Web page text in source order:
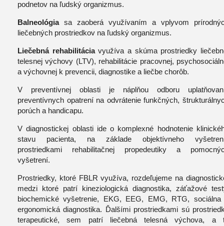
podnetov na ľudský organizmus.
Balneológiasa zaoberá využívaním a vplyvom
liečebných prostriedkov na ľudský organizmus.
Liečebná rehabilitáciavyužíva a skúma prostriedky
telesnej výchovy (LTV), rehabilitácie pracovnej,
a výchovnej k prevencii, diagnostike a liečbe chorôb.
V preventívnej oblasti je náplňou odboru
preventívnych opatrení na odvrátenie funkčných,
porúch a handicapu.
Vdiagnostickej oblasti ide o komplexné hodnotenie
stavu pacienta, na základe objektívneho
prostriedkami rehabilitačnej propedeutiky a
vyšetrení.
Prostriedky, ktoré FBLR využíva, rozdeľujeme na
medzi ktoré patrí kineziologická diagnostika, záťažové
biochemické vyšetrenie, EKG, EEG, EMG, RTG, sociálna
ergonomická diagnostika. Ďalšími prostriedkami sú
terapeutické, sem patrí liečebná telesná výchova, a